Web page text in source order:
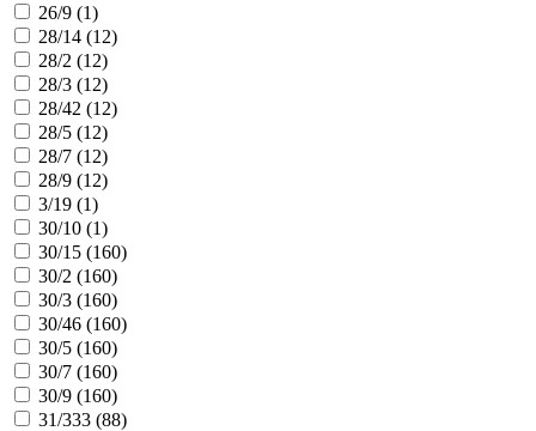
26/9 (1)
28/14 (12)
28/2 (12)
28/3 (12)
28/42 (12)
28/5 (12)
28/7 (12)
28/9 (12)
3/19 (1)
30/10 (1)
30/15 (160)
30/2 (160)
30/3 (160)
30/46 (160)
30/5 (160)
30/7 (160)
30/9 (160)
31/333 (88)